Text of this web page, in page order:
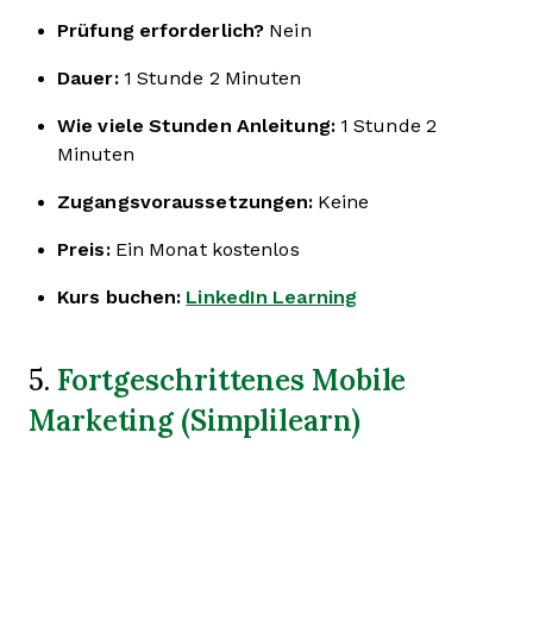
Prüfung erforderlich? Nein
Dauer:1 Stunde 2 Minuten
Wie viele Stunden Anleitung:1 Stunde 2
Minuten
Zugangsvoraussetzungen: Keine
Preis:Ein Monat kostenlos
Kurs buchen: LinkedIn Learning
5. Fortgeschrittenes Mobile
Marketing (Simplilearn)